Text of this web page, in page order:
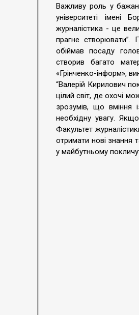
Важливу роль у
університеті імені
журналістика - це
прагне створювати”.
обіймав посаду
створив багато
«Грінченко-інформ»,
“Валерій Кирилович
цілий світ, де охочі
зрозумів, що вміння
необхідну увагу.
Факультет
отримати нові знання
у майбутньому